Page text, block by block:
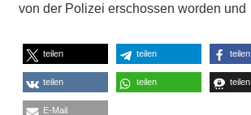
von der Polizei erschossen worden und
teilen teilen teilen
teilen teilen teilen
E-Mail